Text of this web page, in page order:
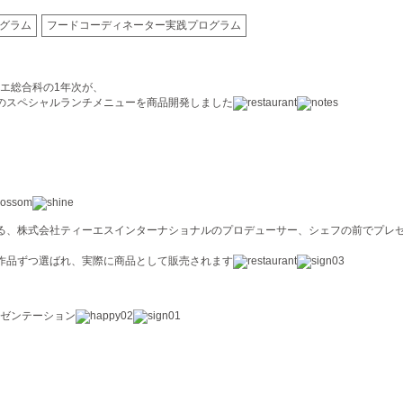
ラム フードコーディネーター実践プログラム
総合科の1年次が、
ペシャルランチメニューを商品開発しました
株式会社ティーエスインターナショナルのプロデューサー、シェフの前でプレ
ずつ選ばれ、実際に商品として販売されます
ンテーション